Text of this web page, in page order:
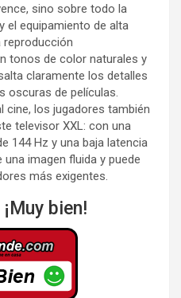
sino sobre todo la
el equipamiento de alta
reproducción
tonos de color naturales y
claramente los detalles
oscuras de películas.
cine, los jugadores también
televisor XXL: con una
144 Hz y una baja latencia
imagen fluida y puede
más exigentes.
bien!